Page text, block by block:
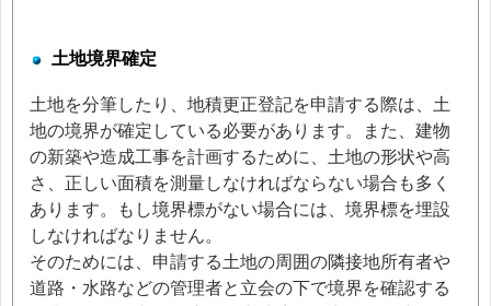
土地境界確定
土地を分筆したり、地積更正登記を申請する際は、土
地の境界が確定している必要があります。また、建物
の新築や造成工事を計画するために、土地の形状や高
さ、正しい面積を測量しなければならない場合も多く
あります。もし境界標がない場合には、境界標を埋設
しなければなりません。
そのためには、申請する土地の周囲の隣接地所有者や
道路・水路などの管理者と立会の下で境界を確認する